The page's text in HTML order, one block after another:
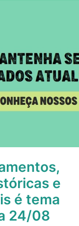
e
é tema
24/08